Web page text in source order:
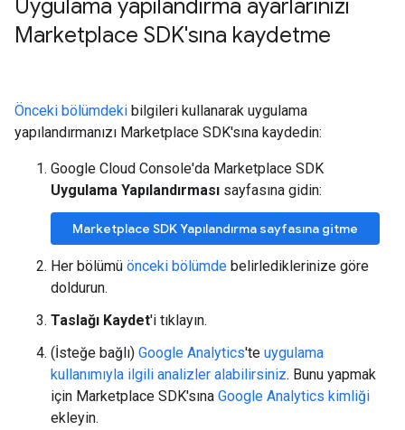
Uygulama yapılandırma ayarlarınızı
Marketplace SDK'sına kaydetme
Önceki bölümdeki bilgileri kullanarak uygulama
yapılandırmanızı Marketplace SDK'sına kaydedin:
Google Cloud Console'da Marketplace SDK
Uygulama Yapılandırması sayfasına gidin:
Marketplace SDK Yapılandırma sayfasına gitme
Her bölümü önceki bölümde belirlediklerinize göre
doldurun.
Taslağı Kaydet'i tıklayın.
(İsteğe bağlı) Google Analytics'te uygulama
kullanımıyla ilgili analizler alabilirsiniz. Bunu yapmak
için Marketplace SDK'sına Google Analytics kimliği
ekleyin.